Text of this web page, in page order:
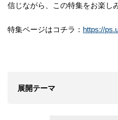
信じながら、この特集をお楽し
特集ページはコチラ： https://
展開テーマ